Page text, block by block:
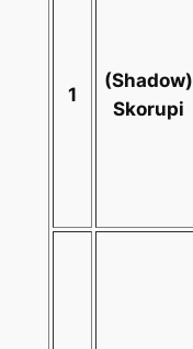
1
(Shadow)
Skorupi